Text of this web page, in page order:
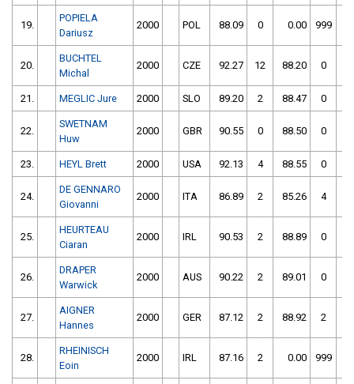
19.
POPIELA
Dariusz
2000 POL 88.09 0 0.00 999
20.
BUCHTEL
Michal
2000 CZE 92.27 12 88.20 0
21. MEGLIC Jure 2000 SLO 89.20 2 88.47 0
22.
SWETNAM
Huw
2000 GBR 90.55 0 88.50 0
23. HEYL Brett 2000 USA 92.13 4 88.55 0
24.
DE GENNARO
Giovanni
2000 ITA 86.89 2 85.26 4
25.
HEURTEAU
Ciaran
2000 IRL 90.53 2 88.89 0
26.
DRAPER
Warwick
2000 AUS 90.22 2 89.01 0
27.
AIGNER
Hannes
2000 GER 87.12 2 88.92 2
28.
RHEINISCH
Eoin
2000 IRL 87.16 2 0.00 999